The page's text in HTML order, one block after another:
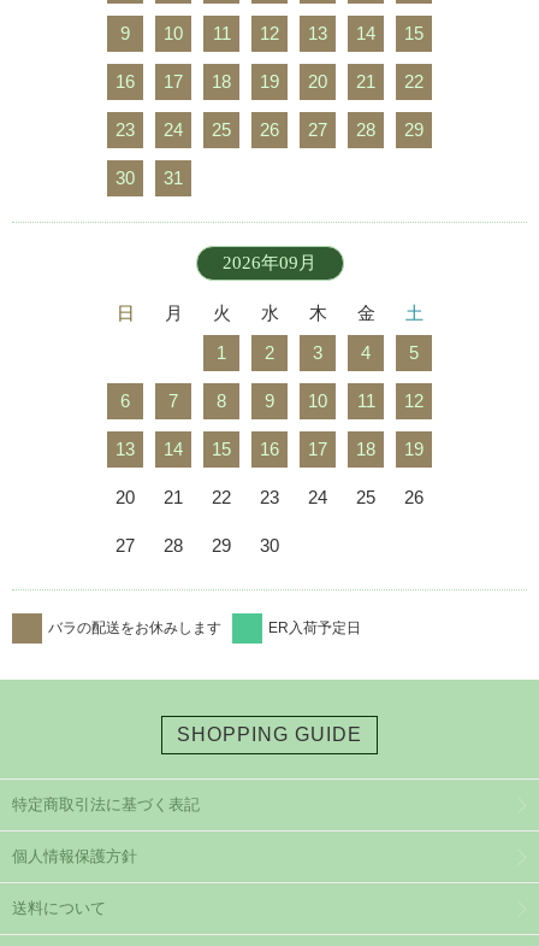
9 10 11 12 13 14 15
16 17 18 19 20 21 22
23 24 25 26 27 28 29
30 31
2026年09月
日 月 火 水 木 金
土
1
2 3 4 5
6 7 8 9 10 11 12
13 14 15 16 17 18 19
20 21 22 23 24 25 26
27 28 29 30
バラの配送をお休みします ER入荷予定日
SHOPPING GUIDE
特定商取引法に基づく表記
個人情報保護方針
送料について